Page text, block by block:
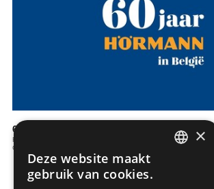
60 jaar Hörmann
Ramen en deuren
Garage
×
Deze website maakt
gebruik van cookies.